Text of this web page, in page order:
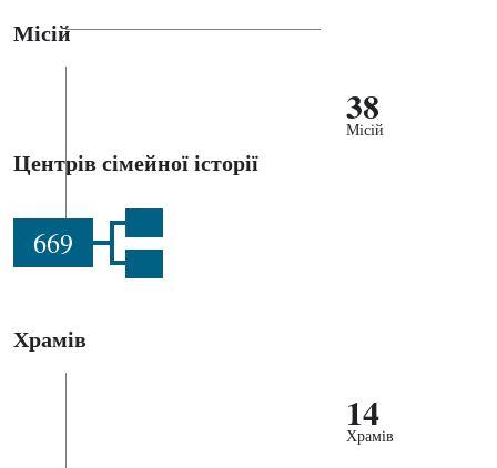
Місій
38
Місій
Центрів сімейної історії
669
Храмів
14
Храмів